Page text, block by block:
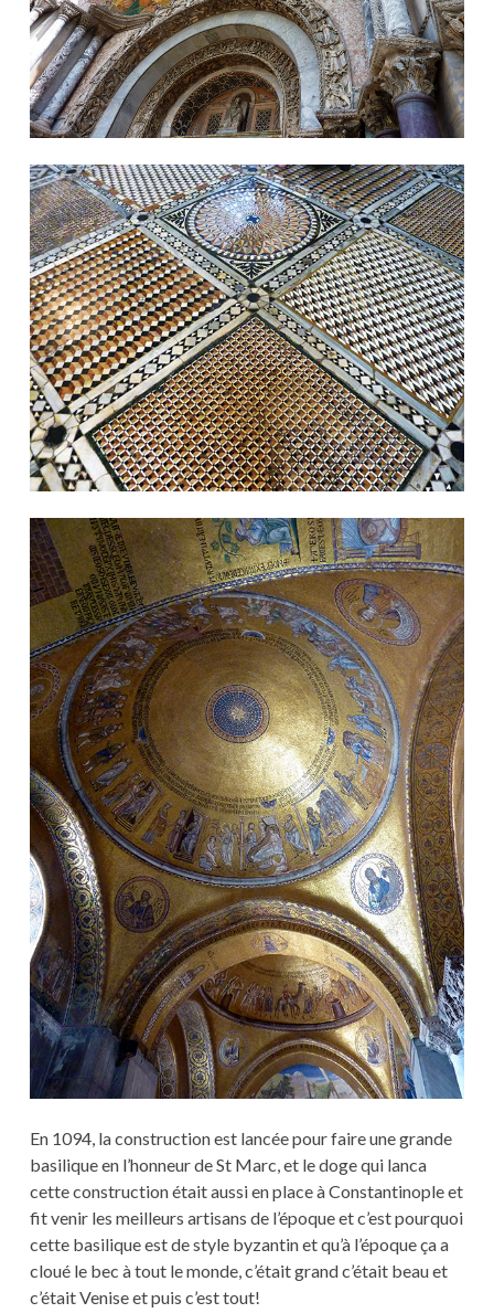
En 1094, la construction est lancée pour faire une grande
basilique en l’honneur de St Marc, et le doge qui lanca
cette construction était aussi en place à Constantinople et
fit venir les meilleurs artisans de l’époque et c’est pourquoi
cette basilique est de style byzantin et qu’à l’époque ça a
cloué le bec à tout le monde, c’était grand c’était beau et
c’était Venise et puis c’est tout!